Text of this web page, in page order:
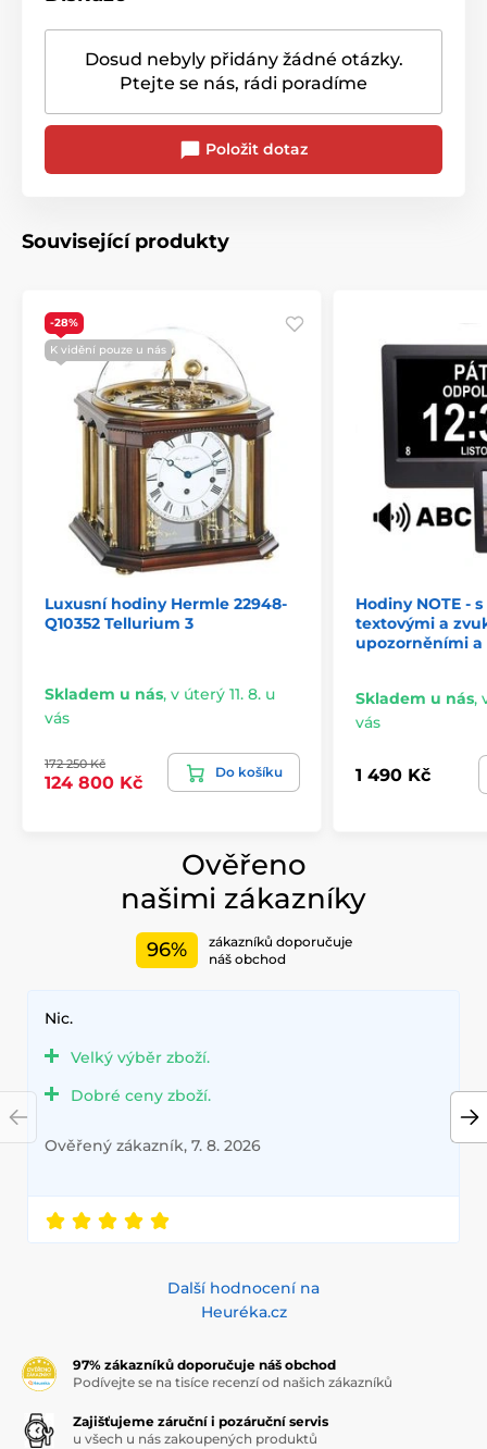
Dosud nebyly přidány žádné otázky.
Ptejte se nás, rádi poradíme
Položit dotaz
Související produkty
-28%
K vidění pouze u nás
Luxusní hodiny Hermle 22948-
Q10352 Tellurium 3
Skladem u nás, v úterý 11. 8. u
vás
172 250 Kč
124 800 Kč
Do košíku
Hodiny NOTE -
textovými a
upozorněními
Skladem u nás,
vás
1 490 Kč
Ověřeno
našimi zákazníky
96%
zákazníků doporučuje
náš obchod
Nic.
Velký výběr zboží.
Dobré ceny zboží.
Ověřený zákazník, 7. 8. 2026
Další hodnocení na
Heuréka.cz
97% zákazníků doporučuje náš obchod
Podívejte se na tisíce recenzí od našich zákazníků
Zajišťujeme záruční i pozáruční servis
u všech u nás zakoupených produktů